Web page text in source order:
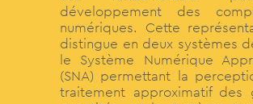
développement des
numériques. Cette
distingue en deux systèmes
le Système Numérique
(SNA) permettant la
traitement approximatif des